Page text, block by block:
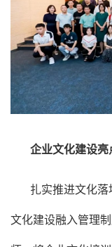
企业文化建设亮
扎实推进文化
文化建设融入管理